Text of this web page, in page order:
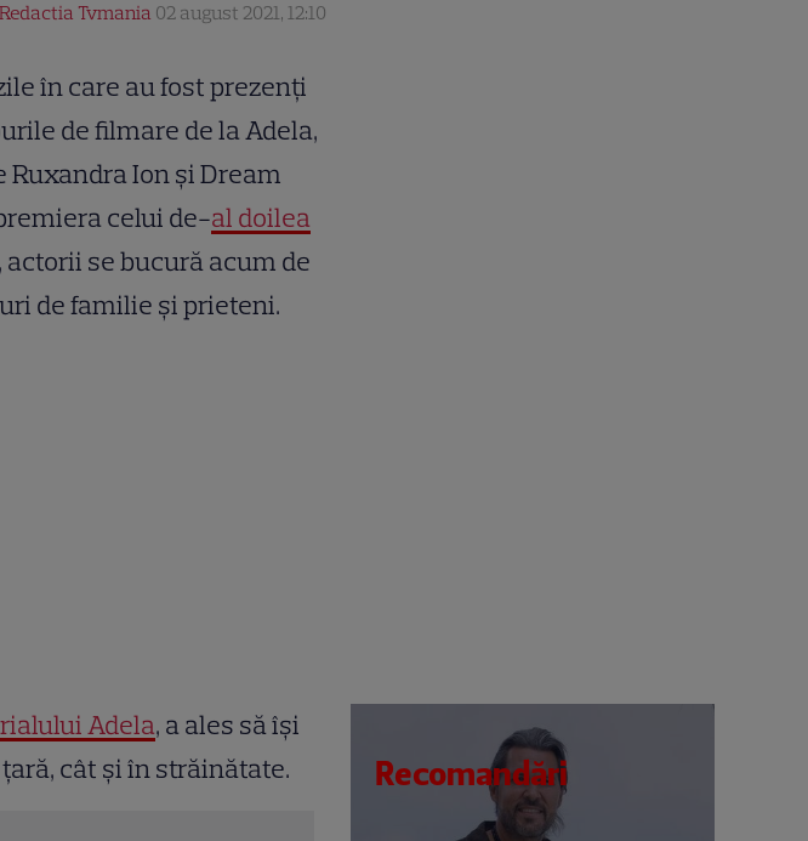
Redactia Tvmania 02 august 2021, 12:10
în care au fost prezenţi
de filmare de la Adela,
Ion și Dream
celui de-al doilea
actorii se bucură acum de
de familie şi prieteni.
Adela, a ales să îşi
cât şi în străinătate.
Recomandări